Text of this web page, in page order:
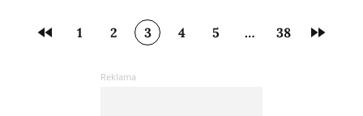
1 2 3 4 5 … 38